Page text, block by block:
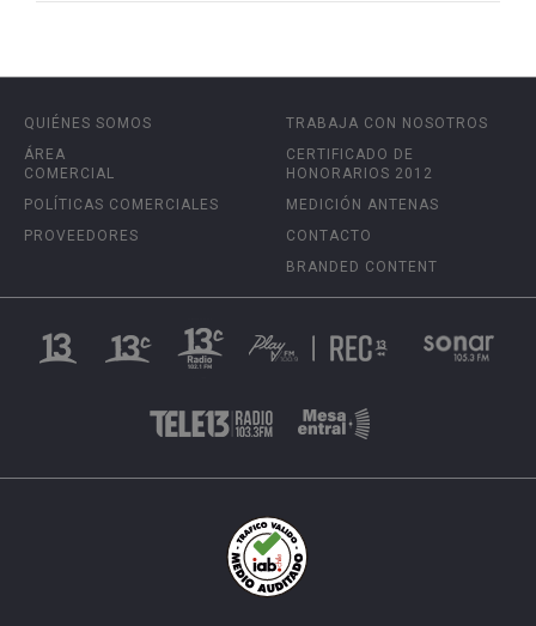
QUIÉNES SOMOS
ÁREA
COMERCIAL
POLÍTICAS COMERCIALES
PROVEEDORES
TRABAJA CON NOSOTROS
CERTIFICADO DE
HONORARIOS 2012
MEDICIÓN ANTENAS
CONTACTO
BRANDED CONTENT